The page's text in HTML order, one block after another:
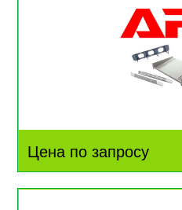
Цена по запросу